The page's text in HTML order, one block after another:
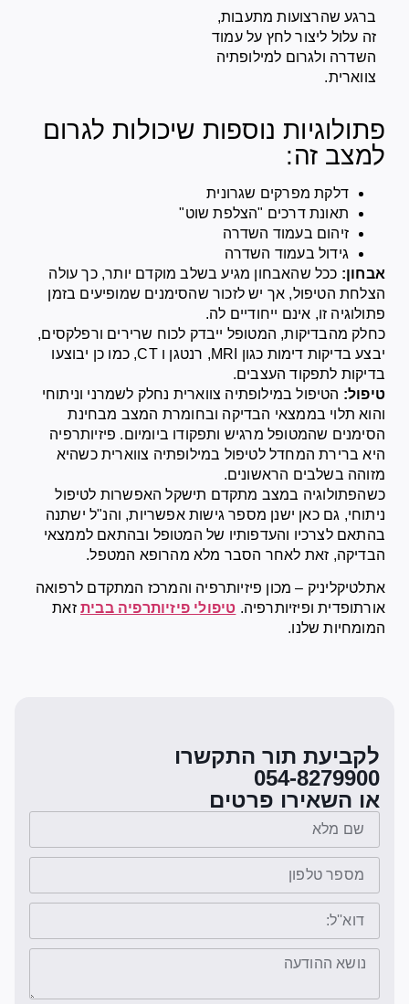
ברגע שהרצועות מתעבות,
זה עלול ליצור לחץ על עמוד
השדרה ולגרום למילופתיה
צווארית.
פתולוגיות נוספות שיכולות לגרום
למצב זה:
דלקת מפרקים שגרונית
תאונת דרכים "הצלפת שוט"
זיהום בעמוד השדרה
גידול בעמוד השדרה
אבחון: ככל שהאבחון מגיע בשלב מוקדם יותר, כך עולה
הצלחת הטיפול, אך יש לזכור שהסימנים שמופיעים בזמן
פתולוגיה זו, אינם ייחודיים לה.
כחלק מהבדיקות, המטופל ייבדק לכוח שרירים ורפלקסים,
יבצע בדיקות דימות כגון MRI, רנטגן ו CT, כמו כן יבוצעו
בדיקות לתפקוד העצבים.
טיפול: הטיפול במילופתיה צווארית נחלק לשמרני וניתוחי
והוא תלוי בממצאי הבדיקה ובחומרת המצב מבחינת
הסימנים שהמטופל מרגיש ותפקודו ביומיום. פיזיותרפיה
היא ברירת המחדל לטיפול במילופתיה צווארית כשהיא
מזוהה בשלבים הראשונים.
כשהפתולוגיה במצב מתקדם תישקל האפשרות לטיפול
ניתוחי, גם כאן ישנן מספר גישות אפשריות, והנ"ל ישתנה
בהתאם לצרכיו והעדפותיו של המטופל ובהתאם לממצאי
הבדיקה, זאת לאחר הסבר מלא מהרופא המטפל.
אתלטיקליניק – מכון פיזיותרפיה והמרכז המתקדם לרפואה
אורתופדית ופיזיותרפיה. טיפולי פיזיותרפיה בבית זאת
המומחיות שלנו.
לקביעת תור התקשרו
054-8279900
או השאירו פרטים